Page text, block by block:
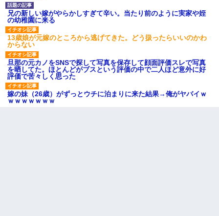
兄の新しい嫁がやらかしすぎて辛い。当たり前のように実家や姪
の幼稚園に来る
13歳娘が元嫁のところから逃げてきた。どう扱ったらいいのかわ
からない
旦那の元カノをSNSで探して写真を保存して顔面評価スレで写真
を晒してた。ほとんどがブスという評価の中で二人ほど意外に好
評価で苦々しく思った
嫁の妹（26歳）がずっとウチに泊まりに来た結果→俺がヤバイｗ
ｗｗｗｗｗｗｗ